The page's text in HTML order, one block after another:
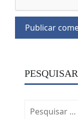
PESQUISAR